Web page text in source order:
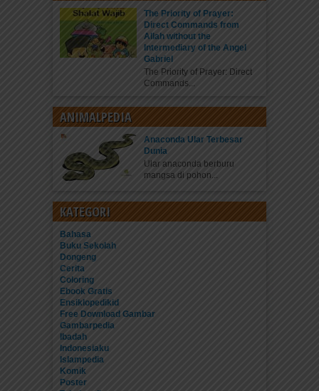
The Priority of Prayer:
Direct Commands from
Allah without the
Intermediary of the Angel
Gabriel
The Priority of Prayer: Direct
Commands...
ANIMALPEDIA
Anaconda Ular Terbesar
Dunia
Ular anaconda berburu
mangsa di pohon...
KATEGORI
Bahasa
Buku Sekolah
Dongeng
Cerita
Coloring
Ebook Gratis
Ensiklopedikid
Free Download Gambar
Gambarpedia
Ibadah
Indonesiaku
Islampedia
Komik
Poster